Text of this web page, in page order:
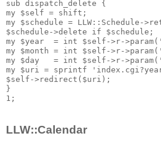
sub dispatch_delete {
my $self = shift;
my $schedule =
$schedule->delete if $schedule;
my $year  = int $self->r-
my $month = int $self->r-
my $day   = int $self->r-
my $uri = sprintf
$self->redirect($uri);
}
1;
LLW::Calendar